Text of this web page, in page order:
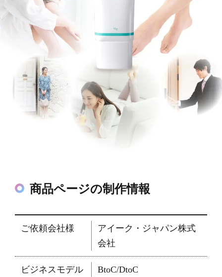
商品ページの制作情報
ご依頼会社様
アイーク・ジャパン株式
会社
ビジネスモデル BtoC/DtoC